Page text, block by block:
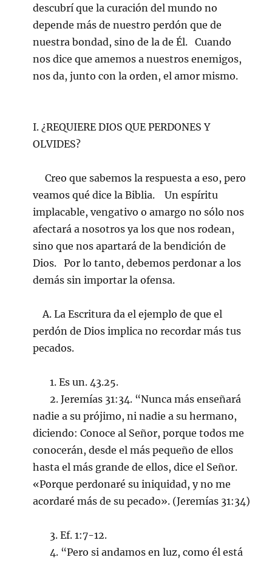
descubrí que la curación del mundo no
depende más de nuestro perdón que de
nuestra bondad, sino de la de Él. Cuando
nos dice que amemos a nuestros enemigos,
nos da, junto con la orden, el amor mismo.
I. ¿REQUIERE DIOS QUE PERDONES Y
OLVIDES?
Creo que sabemos la respuesta a eso, pero
veamos qué dice la Biblia. Un espíritu
implacable, vengativo o amargo no sólo nos
afectará a nosotros ya los que nos rodean,
sino que nos apartará de la bendición de
Dios. Por lo tanto, debemos perdonar a los
demás sin importar la ofensa.
A. La Escritura da el ejemplo de que el
perdón de Dios implica no recordar más tus
pecados.
1. Es un. 43.25.
2. Jeremías 31:34. “Nunca más enseñará
nadie a su prójimo, ni nadie a su hermano,
diciendo: Conoce al Señor, porque todos me
conocerán, desde el más pequeño de ellos
hasta el más grande de ellos, dice el Señor.
«Porque perdonaré su iniquidad, y no me
acordaré más de su pecado». (Jeremías 31:34)
3. Ef. 1:7-12.
4. “Pero si andamos en luz, como él está